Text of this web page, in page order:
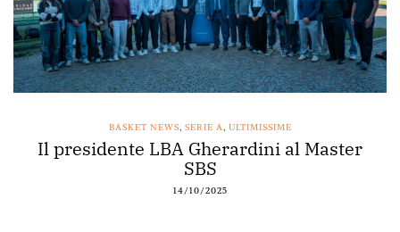
BASKET NEWS, SERIE A, ULTIMISSIME
Il presidente LBA Gherardini al Master
SBS
14/10/2025